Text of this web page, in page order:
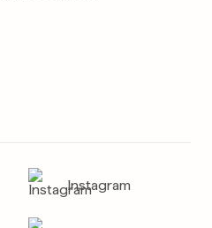
Instagram